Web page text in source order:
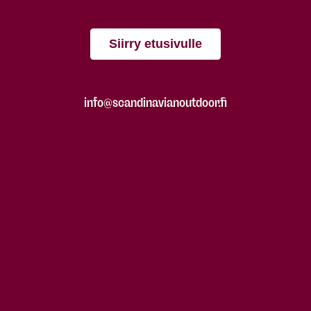
Siirry etusivulle
info@scandinavianoutdoor.fi